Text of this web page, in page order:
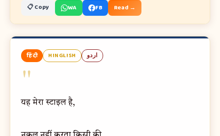
📋 Copy WA FB Read →
हिंदी HINGLISH اردو
"
यह मेरा स्टाइल है,